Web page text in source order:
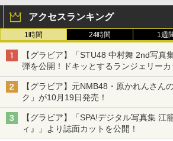
アクセスランキング
1時間 24時間 1週
【グラビア】「STU48 中村舞 2nd写真
弾を公開！ドキッとするランジェリー
【グラビア】元NMB48・原かれんさん
ク」が10月19日発売！
【グラビア】「SPA!デジタル写真集 江
ィ』」より誌面カットを公開！